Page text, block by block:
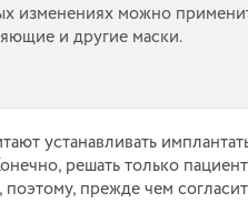
изменениях можно
и другие маски.
устанавливать
решать только
прежде чем